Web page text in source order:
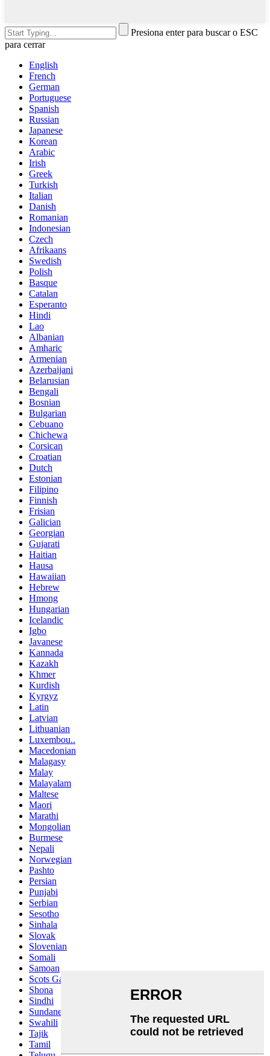
Presiona enter para buscar o ESC
para cerrar
English
French
German
Portuguese
Spanish
Russian
Japanese
Korean
Arabic
Irish
Greek
Turkish
Italian
Danish
Romanian
Indonesian
Czech
Afrikaans
Swedish
Polish
Basque
Catalan
Esperanto
Hindi
Lao
Albanian
Amharic
Armenian
Azerbaijani
Belarusian
Bengali
Bosnian
Bulgarian
Cebuano
Chichewa
Corsican
Croatian
Dutch
Estonian
Filipino
Finnish
Frisian
Galician
Georgian
Gujarati
Haitian
Hausa
Hawaiian
Hebrew
Hmong
Hungarian
Icelandic
Igbo
Javanese
Kannada
Kazakh
Khmer
Kurdish
Kyrgyz
Latin
Latvian
Lithuanian
Luxembou..
Macedonian
Malagasy
Malay
Malayalam
Maltese
Maori
Marathi
Mongolian
Burmese
Nepali
Norwegian
Pashto
Persian
Punjabi
Serbian
Sesotho
Sinhala
Slovak
Slovenian
Somali
Samoan
Scots Gaelic
Shona
Sindhi
Sundanese
Swahili
Tajik
Tamil